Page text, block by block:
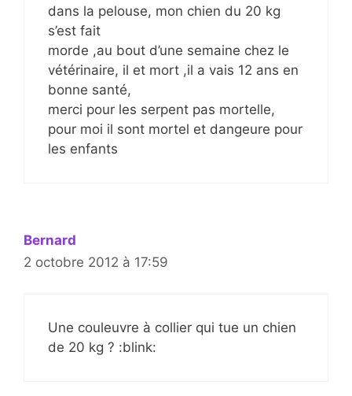
dans la pelouse, mon chien du 20 kg
s’est fait
morde ,au bout d’une semaine chez le
vétérinaire, il et mort ,il a vais 12 ans en
bonne santé,
merci pour les serpent pas mortelle,
pour moi il sont mortel et dangeure pour
les enfants
Bernard
2 octobre 2012 à 17:59
Une couleuvre à collier qui tue un chien
de 20 kg ? :blink: